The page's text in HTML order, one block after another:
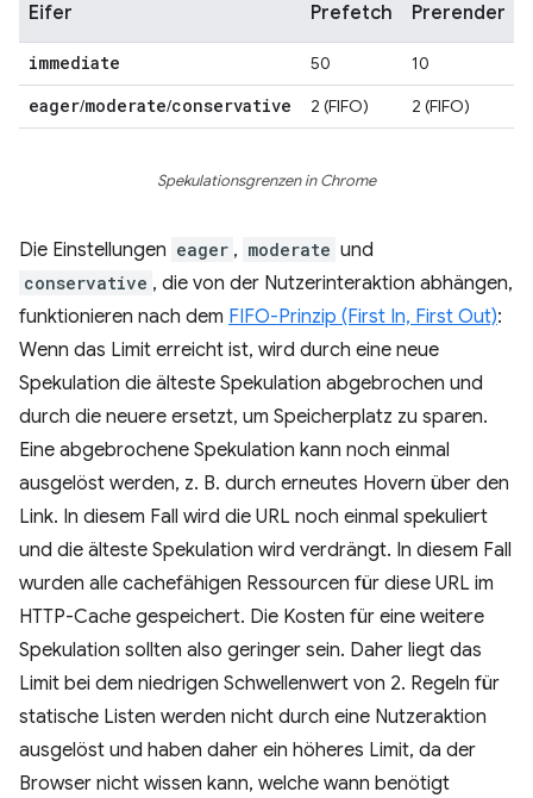
Eifer Prefetch Prerender
immediate 50 10
eager/moderate/conservative 2 (FIFO) 2 (FIFO)
Spekulationsgrenzen in Chrome
Die Einstellungen eager , moderate und
conservative , die von der Nutzerinteraktion abhängen,
funktionieren nach dem FIFO-Prinzip (First In, First Out):
Wenn das Limit erreicht ist, wird durch eine neue
Spekulation die älteste Spekulation abgebrochen und
durch die neuere ersetzt, um Speicherplatz zu sparen.
Eine abgebrochene Spekulation kann noch einmal
ausgelöst werden, z. B. durch erneutes Hovern über den
Link. In diesem Fall wird die URL noch einmal spekuliert
und die älteste Spekulation wird verdrängt. In diesem Fall
wurden alle cachefähigen Ressourcen für diese URL im
HTTP-Cache gespeichert. Die Kosten für eine weitere
Spekulation sollten also geringer sein. Daher liegt das
Limit bei dem niedrigen Schwellenwert von 2. Regeln für
statische Listen werden nicht durch eine Nutzeraktion
ausgelöst und haben daher ein höheres Limit, da der
Browser nicht wissen kann, welche wann benötigt